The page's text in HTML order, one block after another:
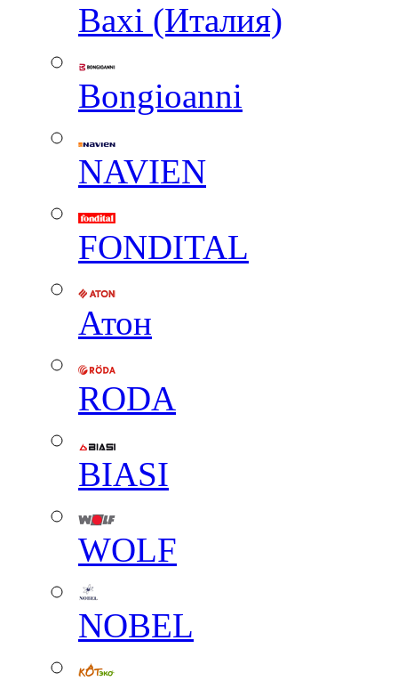
Baxi (Италия)
Вongioanni
NAVIEN
FONDITAL
Атон
RODA
BIASI
WOLF
NOBEL